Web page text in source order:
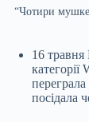
“Чотири
16 травня
категорії
посідала